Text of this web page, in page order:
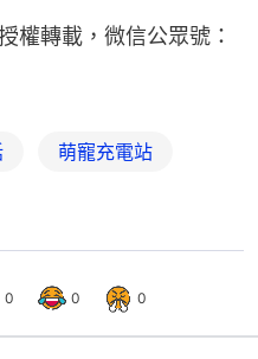
權轉載，微信公眾號：
萌寵充電站
0 0 0